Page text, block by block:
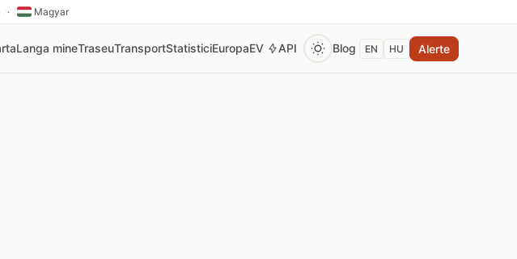
· Magyar
Langa mineTraseuTransportStatisticiEuropaEV API Blog EN HU Alerte